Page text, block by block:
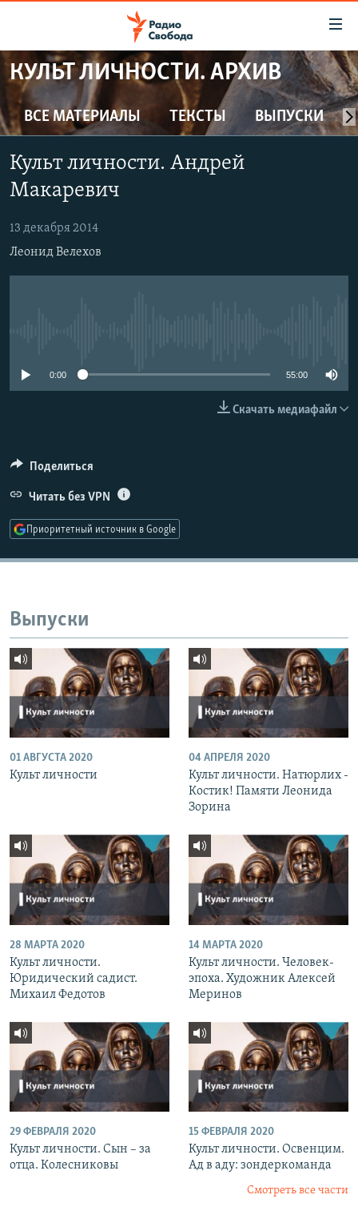
упрощенного
доступа
Вернуться
к
основному
содержанию
Вернутся
главной
навигации
Вернутся
ПРОГРАММЫ
ПОДКАСТЫ
ЦИТАТЫ СВОБОДЫ
МНЕНИЯ
КУЛЬТУРА
IDEL.РЕАЛИИ
РАСПИСАНИЕ ВЕЩАНИЯ
КУЛЬТ ЛИЧНОСТИ. АРХИВ
ВСЕ МАТЕРИАЛЫ ТЕКСТЫ ВЫПУСКИ
Культ личности. Андрей
Макаревич
13 декабря 2014
Леонид Велехов
0:00 55:00
Скачать медиафайл
Поделиться
Читать без VPN
Приоритетный источник в Google
Выпуски
01 АВГУСТА 2020
Культ личности
04 АПРЕЛЯ 2020
Культ личности. Натюрлих -
Костик! Памяти Леонида
Зорина
28 МАРТА 2020
Культ личности.
Юридический садист.
Михаил Федотов
14 МАРТА 2020
Культ личности. Человек-
эпоха. Художник Алексей
Меринов
29 ФЕВРАЛЯ 2020
Культ личности. Сын – за
отца. Колесниковы
15 ФЕВРАЛЯ 2020
Культ личности. Освенцим.
Ад в аду: зондеркоманда
Смотреть все части